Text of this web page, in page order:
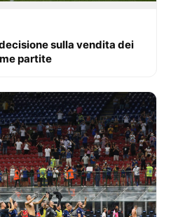
sulla vendita dei
partite